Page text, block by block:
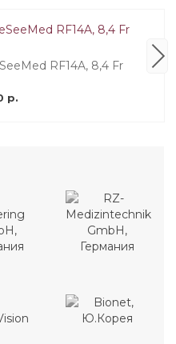
RF14A, 8,4 Fr
р.